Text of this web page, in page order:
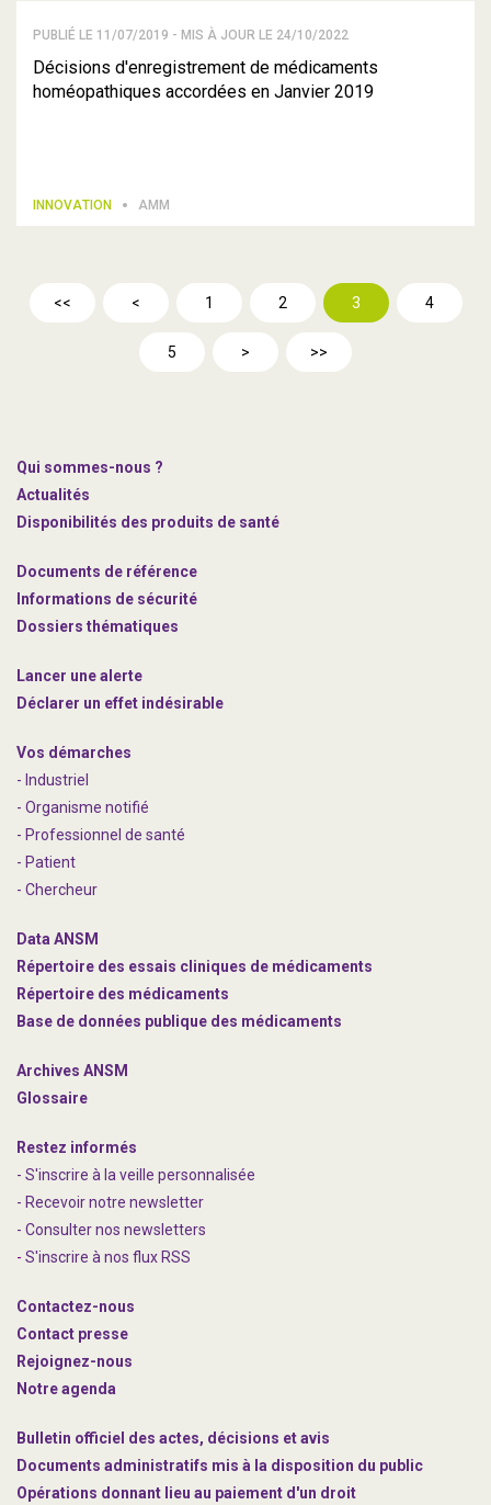
PUBLIÉ LE 11/07/2019 - MIS À JOUR LE 24/10/2022
Décisions d'enregistrement de médicaments
homéopathiques accordées en Janvier 2019
INNOVATION AMM
<< < 1 2 3 4
5 > >>
Qui sommes-nous ?
Actualités
Disponibilités des produits de santé
Documents de référence
Informations de sécurité
Dossiers thématiques
Lancer une alerte
Déclarer un effet indésirable
Vos démarches
- Industriel
- Organisme notifié
- Professionnel de santé
- Patient
- Chercheur
Data ANSM
Répertoire des essais cliniques de médicaments
Répertoire des médicaments
Base de données publique des médicaments
Archives ANSM
Glossaire
Restez informés
- S'inscrire à la veille personnalisée
- Recevoir notre newsletter
- Consulter nos newsletters
- S'inscrire à nos flux RSS
Contactez-nous
Contact presse
Rejoignez-nous
Notre agenda
Bulletin officiel des actes, décisions et avis
Documents administratifs mis à la disposition du public
Opérations donnant lieu au paiement d'un droit